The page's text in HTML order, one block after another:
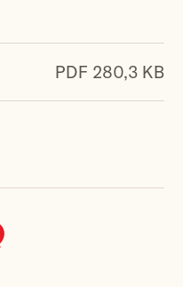
PDF 280,3 KB